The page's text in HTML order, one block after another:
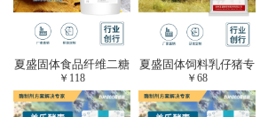
夏盛固体食品纤维二糖
酶(植物提取专用酶/用
于虎杖白藜芦醇提
取)FFG-0656
￥ 118
夏盛固体饲料乳仔猪专
用复合酶SFG-0932
￥ 68